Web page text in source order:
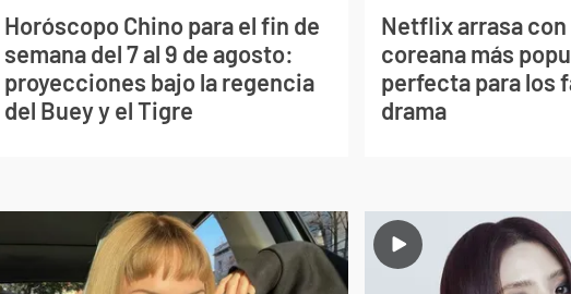
Horóscopo Chino para el fin de
semana del 7 al 9 de agosto:
proyecciones bajo la regencia
del Buey y el Tigre
Netflix arrasa con
coreana más
perfecta para los
drama